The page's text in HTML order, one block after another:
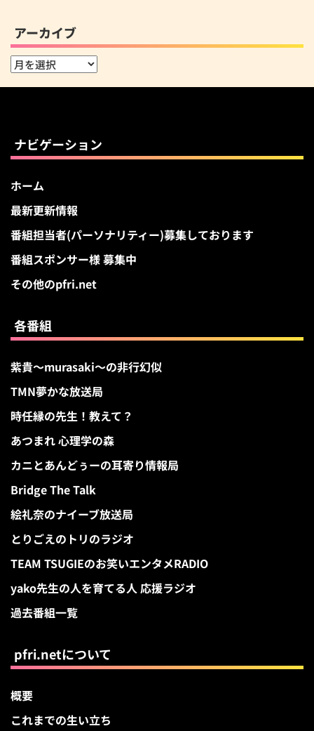
アーカイブ
ア
ナビゲーション
ホーム
最新更新情報
番組担当者(パーソナリティー)募集しております
番組スポンサー様 募集中
その他のpfri.net
各番組
紫貴～murasaki～の非行幻似
TMN夢かな放送局
時任縁の先生！教えて？
あつまれ 心理学の森
カニとあんどぅーの耳寄り情報局
Bridge The Talk
絵礼奈のナイーブ放送局
とりごえのトリのラジオ
TEAM TSUGIEのお笑いエンタメRADIO
yako先生の人を育てる人 応援ラジオ
過去番組一覧
pfri.netについて
概要
これまでの生い立ち